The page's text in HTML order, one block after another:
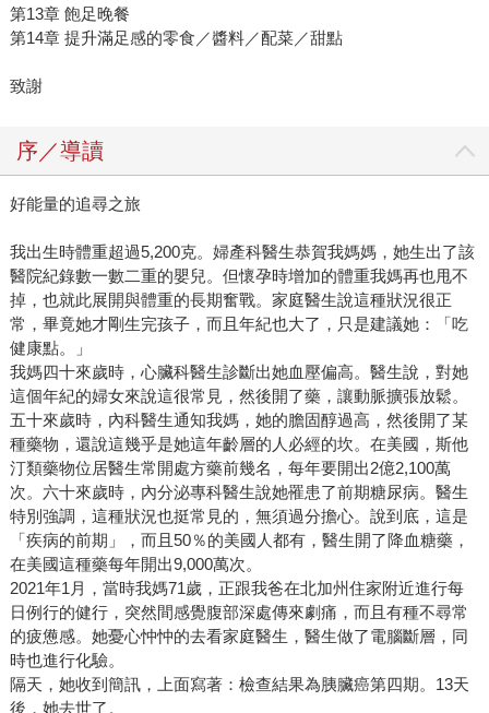
第13章 飽足晚餐
第14章 提升滿足感的零食／醬料／配菜／甜點
致謝
序／導讀
好能量的追尋之旅
我出生時體重超過5,200克。婦產科醫生恭賀我媽媽，她生出了該
醫院紀錄數一數二重的嬰兒。但懷孕時增加的體重我媽再也甩不
掉，也就此展開與體重的長期奮戰。家庭醫生說這種狀況很正
常，畢竟她才剛生完孩子，而且年紀也大了，只是建議她：「吃
健康點。」
我媽四十來歲時，心臟科醫生診斷出她血壓偏高。醫生說，對她
這個年紀的婦女來說這很常見，然後開了藥，讓動脈擴張放鬆。
五十來歲時，內科醫生通知我媽，她的膽固醇過高，然後開了某
種藥物，還說這幾乎是她這年齡層的人必經的坎。在美國，斯他
汀類藥物位居醫生常開處方藥前幾名，每年要開出2億2,100萬
次。六十來歲時，內分泌專科醫生說她罹患了前期糖尿病。醫生
特別強調，這種狀況也挺常見的，無須過分擔心。說到底，這是
「疾病的前期」，而且50％的美國人都有，醫生開了降血糖藥，
在美國這種藥每年開出9,000萬次。
2021年1月，當時我媽71歲，正跟我爸在北加州住家附近進行每
日例行的健行，突然間感覺腹部深處傳來劇痛，而且有種不尋常
的疲憊感。她憂心忡忡的去看家庭醫生，醫生做了電腦斷層，同
時也進行化驗。
隔天，她收到簡訊，上面寫著：檢查結果為胰臟癌第四期。13天
後，她去世了。